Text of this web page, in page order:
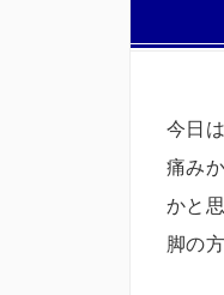
今日
痛み
かと
脚の